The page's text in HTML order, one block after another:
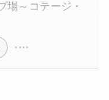
場～コテージ・